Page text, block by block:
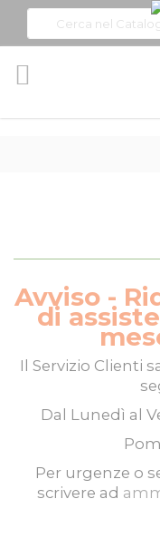
Avviso -
di
Il Servizio Clienti
Dal Lunedì al
Per urgenze o
scrivere ad